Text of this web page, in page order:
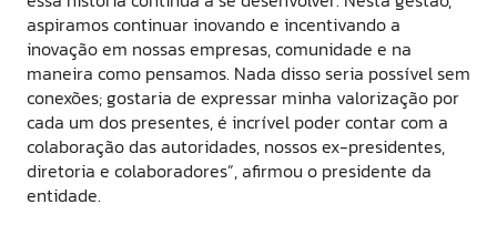
aspiramos continuar inovando e incentivando a
inovação em nossas empresas, comunidade e na
maneira como pensamos. Nada disso seria possível sem
conexões; gostaria de expressar minha valorização por
cada um dos presentes, é incrível poder contar com a
colaboração das autoridades, nossos ex-presidentes,
diretoria e colaboradores”, afirmou o presidente da
entidade.